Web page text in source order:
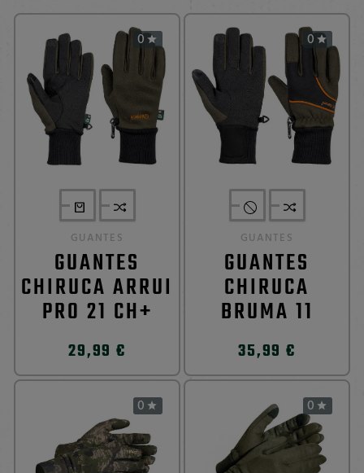
0
GUANTES
GUANTES
CHIRUCA ARRUI
PRO 21 CH+
29,99 €
0
GUANTES
GUANTES
CHIRUCA
BRUMA 11
35,99 €
0  0 